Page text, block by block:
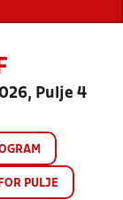
Pulje 4
PULJE